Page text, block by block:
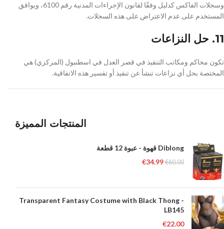
وسجلات الفاكس كدليل وفقًا لقانون الإجراءات المدنية رقم 6100، ويوافق
المستخدم على عدم الاعتراض على هذه السجلات.
11. حل النزاعات
تكون محاكم ومكاتب التنفيذ في قصر العدل في اسطنبول (المركزي) هي
المختصة بحل أي نزاعات تنشأ عن تنفيذ أو تفسير هذه الاتفاقية.
المنتجات المميزة
Diblong قهوة - عبوة 12 قطعة
€60.00
€34.99
Transparent Fantasy Costume with Black Thong -
LB145
€22.00